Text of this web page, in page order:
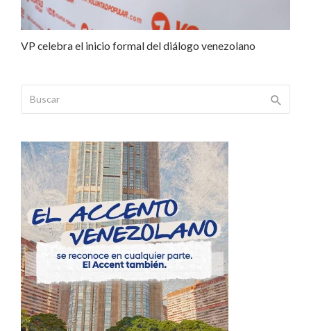
VP celebra el inicio formal del diálogo venezolano